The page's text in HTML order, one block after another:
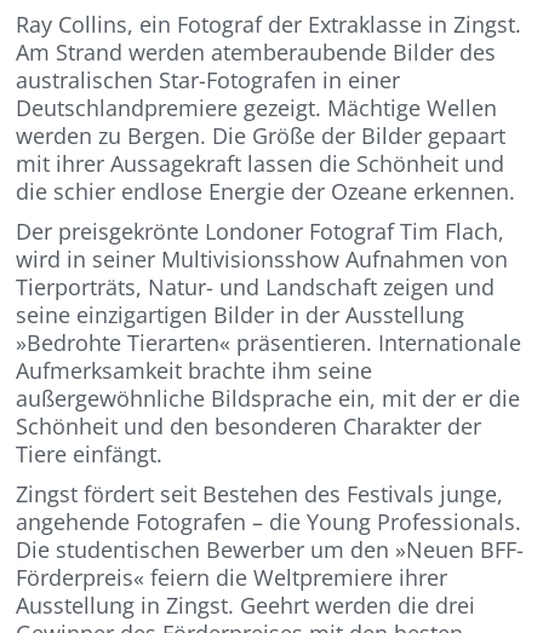
Ray Collins, ein Fotograf der Extraklasse in Zingst.
Am Strand werden atemberaubende Bilder des
australischen Star-Fotografen in einer
Deutschlandpremiere gezeigt. Mächtige Wellen
werden zu Bergen. Die Größe der Bilder gepaart
mit ihrer Aussagekraft lassen die Schönheit und
die schier endlose Energie der Ozeane erkennen.
Der preisgekrönte Londoner Fotograf Tim Flach,
wird in seiner Multivisionsshow Aufnahmen von
Tierporträts, Natur- und Landschaft zeigen und
seine einzigartigen Bilder in der Ausstellung
»Bedrohte Tierarten« präsentieren. Internationale
Aufmerksamkeit brachte ihm seine
außergewöhnliche Bildsprache ein, mit der er die
Schönheit und den besonderen Charakter der
Tiere einfängt.
Zingst fördert seit Bestehen des Festivals junge,
angehende Fotografen – die Young Professionals.
Die studentischen Bewerber um den »Neuen BFF-
Förderpreis« feiern die Weltpremiere ihrer
Ausstellung in Zingst. Geehrt werden die drei